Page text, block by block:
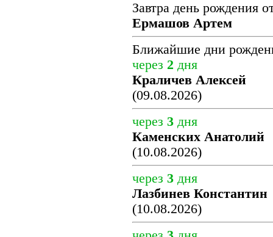
Завтра день рождения
Ермашов Артем
Ближайшие дни
через 2 дня
Краличев Алексей
(09.08.2026)
через 3 дня
Каменских Анатолий
(10.08.2026)
через 3 дня
Лазбинев Константин
(10.08.2026)